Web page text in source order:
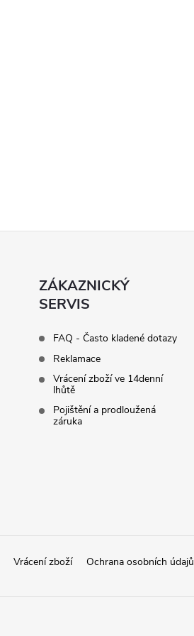
ZÁKAZNICKÝ
SERVIS
FAQ - Často kladené dotazy
Reklamace
Vrácení zboží ve 14denní
lhůtě
Pojištění a prodloužená
záruka
Vrácení zboží Ochrana osobních údajů